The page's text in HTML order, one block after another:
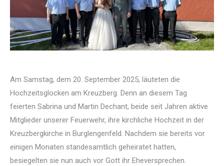
Am Samstag, dem 20. September 2025, läuteten die
Hochzeitsglocken am Kreuzberg. Denn an diesem Tag
feierten Sabrina und Martin Dechant, beide seit Jahren aktive
Mitglieder unserer Feuerwehr, ihre kirchliche Hochzeit in der
Kreuzbergkirche in Burglengenfeld. Nachdem sie bereits vor
einigen Monaten standesamtlich geheiratet hatten,
besiegelten sie nun auch vor Gott ihr Eheversprechen.